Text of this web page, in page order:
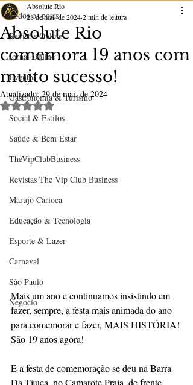
Todos os posts
Revistas Online
Jornal Online
Eventos
Gastronomia & Turismo
Social & Estilos
Saúde & Bem Estar
TheVipClubBusiness
Revistas The Vip Club Business
Marujo Carioca
Educação & Tecnologia
Esporte & Lazer
Carnaval
São Paulo
Negocio
Absolute Rio
comemora 19 anos com
muito sucesso!
Absolute Rio
28 de mai. de 20242 min de leitura
Atualizado: 29 de mai. de 2024
Avaliado com NaN de 5 estrelas.
Mais um ano e continuamos insistindo em
fazer, sempre, a festa mais animada do ano
para comemorar e fazer, MAIS HISTÓRIA!
São 19 anos agora!
E a festa de comemoração se deu na Barra
Da Tijuca, no Camarote Praia, de frente